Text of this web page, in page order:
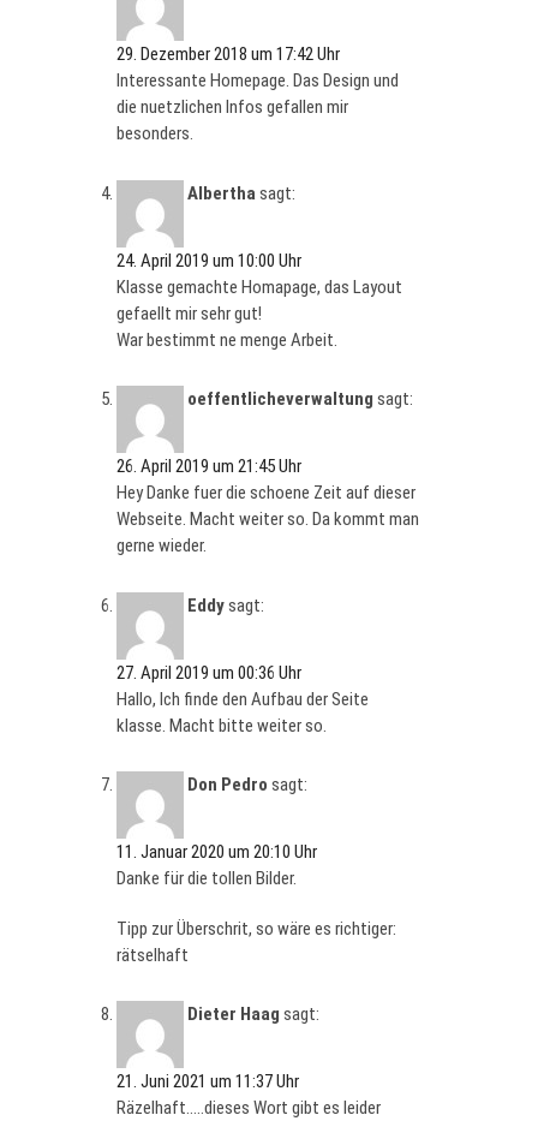
29. Dezember 2018 um 17:42 Uhr
Іnteressante Homepage. Das Design und
die nuetzlichen Infos gefallen mir
besonders.
Alberthasagt:
24. April 2019 um 10:00 Uhr
Klasse gemachte Homapage, das Layout
gefaellt mir sehr gut!
War bestimmt ne menge Arbeit.
oeffentlicheverwaltung sagt:
26. April 2019 um 21:45 Uhr
Hey Danke fuer die schoene Zeit auf dieser
Webseite. Macht weiter so. Da kommt man
gerne wieder.
Eddysagt:
27. April 2019 um 00:36 Uhr
Hallo, Ich finde den Aufbau der Seite
klasse. Macht bitte weiter so.
Don Pedro sagt:
11. Januar 2020 um 20:10 Uhr
Danke für die tollen Bilder.
Tipp zur Überschrit, so wäre es richtiger:
rätselhaft
Dieter Haag sagt:
21. Juni 2021 um 11:37 Uhr
Räzelhaft…..dieses Wort gibt es leider